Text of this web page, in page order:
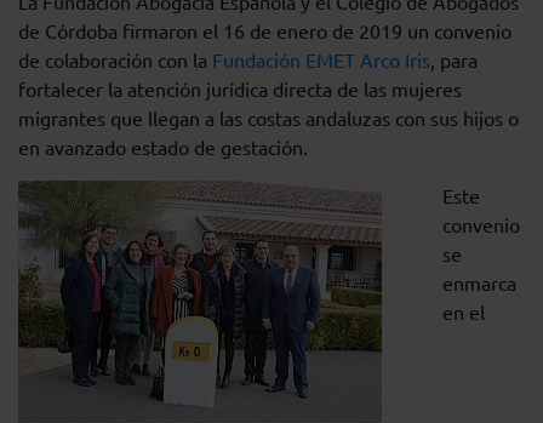
de Córdoba firmaron el 16 de enero de 2019 un convenio
de colaboración con la Fundación EMET Arco Iris, para
fortalecer la atención jurídica directa de las mujeres
migrantes que llegan a las costas andaluzas con sus hijos o
en avanzado estado de gestación.
Este
convenio
se
enmarca
en el